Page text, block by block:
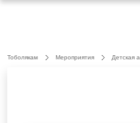
Тоболякам Мероприятия Детская